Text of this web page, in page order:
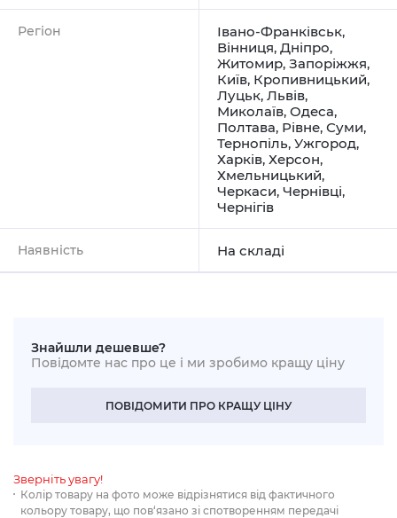
Регіон Івано-Франківськ,
Вінниця, Дніпро,
Житомир, Запоріжжя,
Київ, Кропивницький,
Луцьк, Львів,
Миколаїв, Одеса,
Полтава, Рівне, Суми,
Тернопіль, Ужгород,
Харків, Херсон,
Хмельницький,
Черкаси, Чернівці,
Чернігів
Наявність На складі
Знайшли дешевше?
Повідомте нас про це і ми зробимо кращу ціну
ПОВІДОМИТИ ПРО КРАЩУ ЦІНУ
Зверніть увагу!
Колір товару на фото може відрізнятися від фактичного
кольору товару, що пов‘язано зі спотворенням передачі